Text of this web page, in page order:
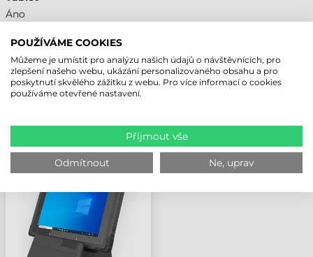
Áno
NAPOSLEDY PROHLÍŽENÉ PRODUKTY
UNITECH
DOKOVACÍ STANICE,
STOLNÍ (NAPÁJECÍ
KABEL NEOBSAHUJE),
TB170 PLUS
POUŽÍVÁME COOKIES
Můžeme je umístit pro analýzu našich údajů o návštěvnících, pro
zlepšení našeho webu, ukázání personalizovaného obsahu a pro
poskytnutí skvělého zážitku z webu. Pro více informací o cookies
používáme otevřené nastavení.
Přijmout vše
Odmítnout Ne, uprav